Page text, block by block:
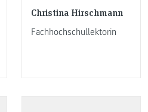
Christina Hirschmann
Fachhochschullektorin